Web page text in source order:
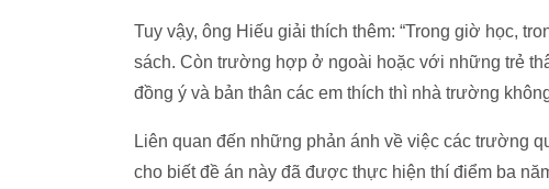
Tuy vậy, ông Hiếu giải thích thêm: “Trong giờ học,
sách. Còn trường hợp ở ngoài hoặc với những trẻ
đồng ý và bản thân các em thích thì nhà trường
Liên quan đến những phản ánh về việc các trường
cho biết đề án này đã được thực hiện thí điểm ba